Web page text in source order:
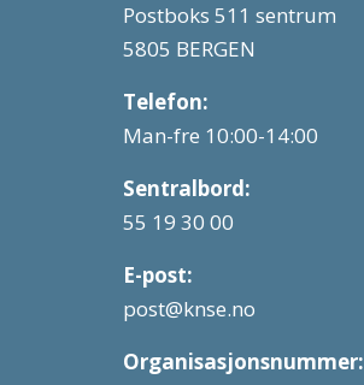
Postboks 511 sentrum
5805 BERGEN
Telefon:
Man-fre 10:00-14:00
Sentralbord:
55 19 30 00
E-post:
post@knse.no
Organisasjonsnummer: